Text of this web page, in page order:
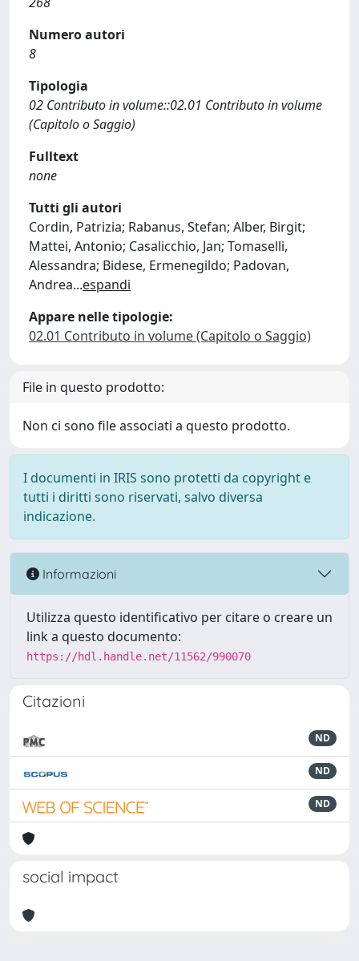
Numero autori
8
Tipologia
02 Contributo in volume::02.01 Contributo in volume
(Capitolo o Saggio)
Fulltext
none
Tutti gli autori
Cordin, Patrizia; Rabanus, Stefan; Alber, Birgit;
Mattei, Antonio; Casalicchio, Jan; Tomaselli,
Alessandra; Bidese, Ermenegildo; Padovan,
Andrea...espandi
Appare nelle tipologie:
02.01 Contributo in volume (Capitolo o Saggio)
File in questo prodotto:
Non ci sono file associati a questo prodotto.
I documenti in IRIS sono protetti da copyright e
tutti i diritti sono riservati, salvo diversa
indicazione.
Informazioni
Utilizza questo identificativo per citare o creare un
link a questo documento:
https://hdl.handle.net/11562/990070
Citazioni
ND
ND
ND
social impact